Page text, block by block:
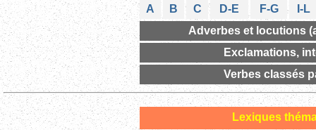
A
B C D-E F-G
I-L
Adverbes et locutions
Exclamations,
Verbes classés
Lexiques